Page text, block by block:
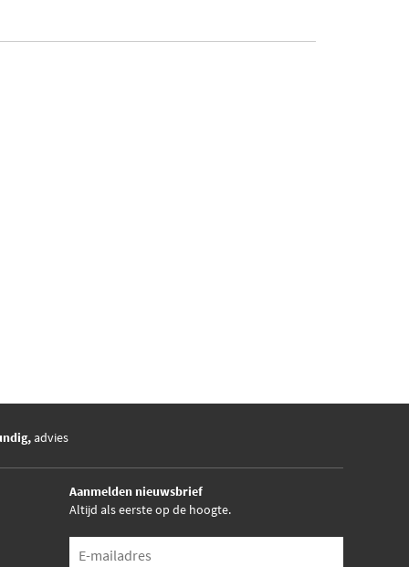
advies
Aanmelden nieuwsbrief
Altijd als eerste op de hoogte.